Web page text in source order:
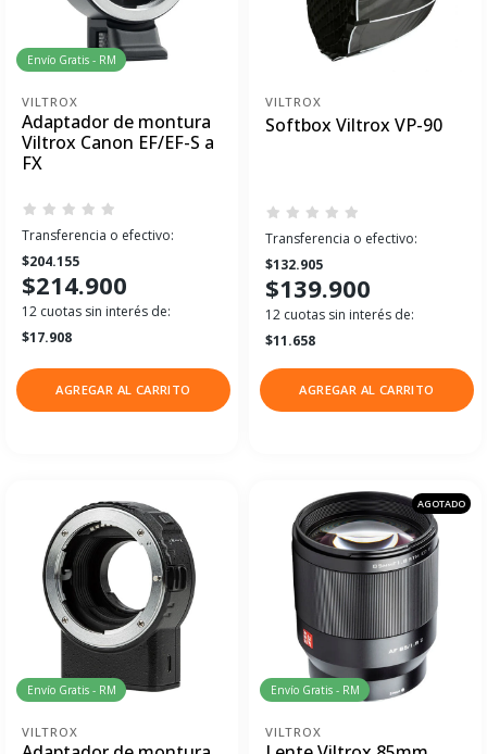
Envío Gratis - RM
VILTROX
Adaptador de montura
Viltrox Canon EF/EF-S a
FX
Transferencia o efectivo:
$204.155
$214.900
12 cuotas sin interés de:
$17.908
AGREGAR AL CARRITO
VILTROX
Softbox Viltrox VP-90
Transferencia o efectivo:
$132.905
$139.900
12 cuotas sin interés de:
$11.658
AGREGAR AL CARRITO
Envío Gratis - RM
VILTROX
AGOTADO
Envío Gratis - RM
VILTROX